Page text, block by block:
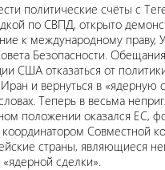
политические счёты с
по СВПД, открыто
к международному праву,
Безопасности.
США отказаться от
и вернуться в «ядерную
Теперь в весьма
положении оказался ЕС,
Совместной
страны, являющиеся
сделки».